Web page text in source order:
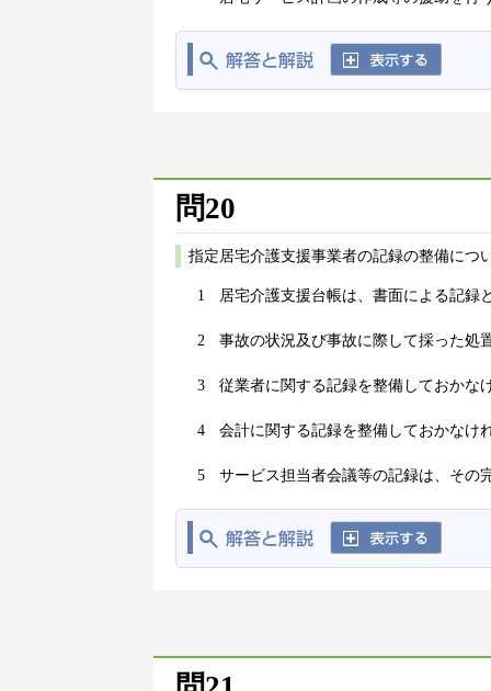
問20
指定居宅介護支援事業者の記録の整備につ
1 居宅介護支援台帳は、書面による記録
2 事故の状況及び事故に際して採った処
3 従業者に関する記録を整備しておかな
4 会計に関する記録を整備しておかなけ
5 サービス担当者会議等の記録は、その